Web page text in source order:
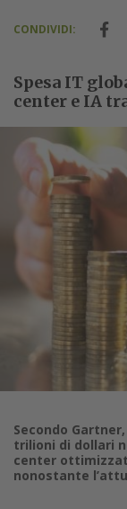
CONDIVIDI:
Spesa IT
center e IA
Secondo
trilioni di dollari
center
nonostante